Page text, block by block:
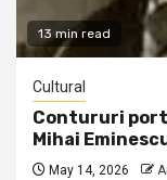
13 min read
Cultural
Contururi
Mihai
May 14, 2026